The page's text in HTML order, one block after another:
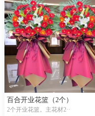
百合开业花篮（2个）
2个开业花篮。主花材2··